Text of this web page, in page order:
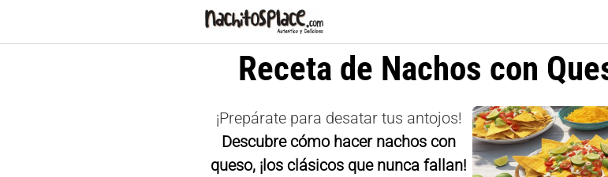
contenido
Receta de Nachos con
¡Prepárate para desatar tus antojos!
Descubre cómo hacer nachos con
queso, ¡los clásicos que nunca fallan!